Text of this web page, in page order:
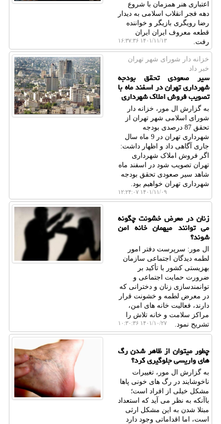
اعتباری هنر همزمان با شروع
دهه فجر انقلاب اسلامی به دیدار
رضا رویگری بازیگر و خواننده
قطعه معروف ایران ایران
رفت.
۱۴۰۱/۱۱/۱۳ ۱۶:۳۷:۳۶
خزانه دار شورای شهر تهران
خبر داد
سیر صعودی تحقق بودجه
شهرداری تهران در اسفند ماه با
تصویب فروش املاک شهرداری
به گزارش ال مور، خزانه دار
شورای اسلامی شهر تهران از
تحقق 87 درصدی بودجه
شهرداری تهران در 9 ماه سال
جاری آگاهی داد و اظهار داشت:
اگر فروش املاک شهرداری
تهران تصویب شود در اسفند ماه
شاهد سیر صعودی تحقق بودجه
شهرداری تهران خواهیم بود.
۱۴۰۱/۱۱/۰۹ ۱۲:۲۴:۰۷
زنان در معرض خشونت چگونه
می توانند میهمان خانه امن
شوند؟
ال مور: سرپرست دفتر امور
لطمه دیدگان اجتماعی سازمان
بهزیستی کشور با تأکید بر
ضرورت حمایت اجتماعی و
توانمندسازی زنان و دخترانی که
در معرض لطمه و خشونت قرار
دارند، فعالیت خانه های امن،
مراکز سلامت و خانه تلاش را
تشریح نمود.
۱۴۰۱/۱۰/۲۷ ۱۰:۳۰:۳۶
چطور میتوان از ظاهر شدن رگ
های واریسی جلوگیری کرد؟
به گزارش ال مور، تغییرات
ناخوشایند در رگ های خونی پاها
مشکل خیلی از افراد است؛
باآنکه به نظر می آید که استعداد
مبتلا شدن به این مشکل ارثی
است، اما اقداماتی وجود دارد